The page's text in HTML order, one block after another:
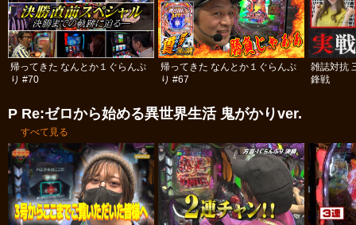
帰ってきた なんとか１ぐらんぷ
り #70
帰ってきた なんとか１ぐらんぷ
り #67
雑誌対抗
鋒戦
P Re:ゼロから始める異世界生活 鬼がかりver.
すべて見る